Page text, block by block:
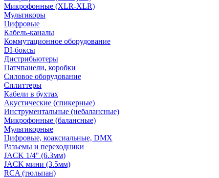
Микрофонные (XLR-XLR)
Мультикоры
Цифровые
Кабель-каналы
Коммутационное оборудование
DI-боксы
Дистрибьютеры
Патчпанели, коробки
Силовое оборудование
Сплиттеры
Кабели в бухтах
Акустические (спикерные)
Инструментальные (небалансные)
Микрофонные (балансные)
Мультикорные
Цифровые, коаксиальные, DMX
Разъемы и переходники
JACK 1/4" (6.3мм)
JACK мини (3.5мм)
RCA (тюльпан)